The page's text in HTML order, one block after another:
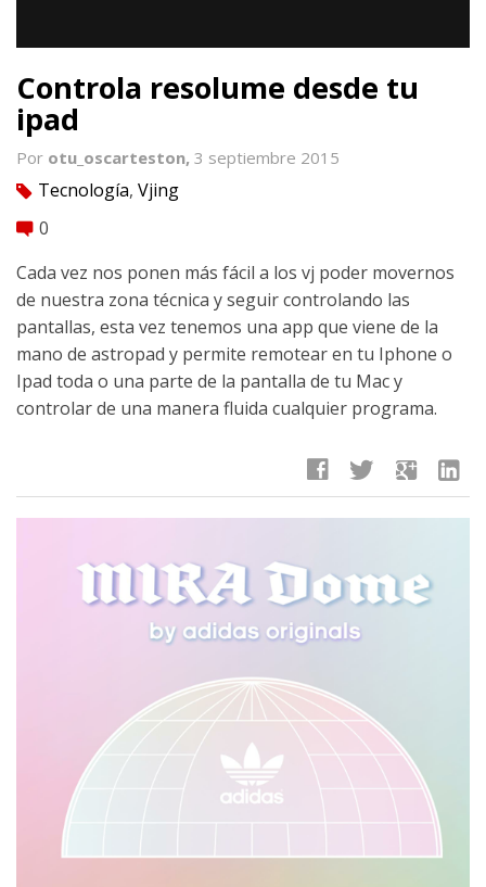
Controla resolume desde tu
ipad
Por otu_oscarteston, 3 septiembre 2015
tag Tecnología, Vjing
comment 0
Cada vez nos ponen más fácil a los vj poder movernos
de nuestra zona técnica y seguir controlando las
pantallas, esta vez tenemos una app que viene de la
mano de astropad y permite remotear en tu Iphone o
Ipad toda o una parte de la pantalla de tu Mac y
controlar de una manera fluida cualquier programa.
facebook twitter google linkedin